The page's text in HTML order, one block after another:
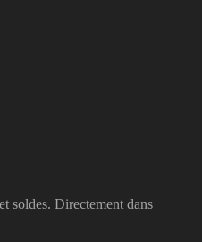
soldes. Directement dans